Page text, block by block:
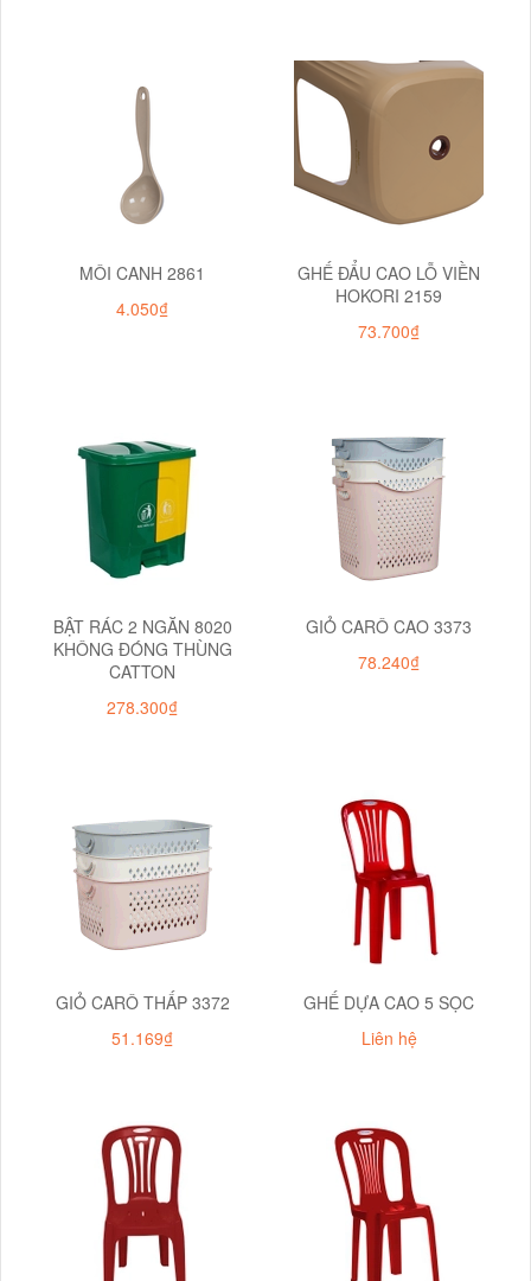
MÔI CANH 2861
4.050₫
GHẾ ĐẨU CAO LỖ VIỀN
HOKORI 2159
73.700₫
BẬT RÁC 2 NGĂN 8020
KHÔNG ĐÓNG THÙNG
CATTON
278.300₫
GIỎ CARÔ CAO 3373
78.240₫
GIỎ CARÔ THẤP 3372
51.169₫
GHẾ DỰA CAO 5 SỌC
Liên hệ